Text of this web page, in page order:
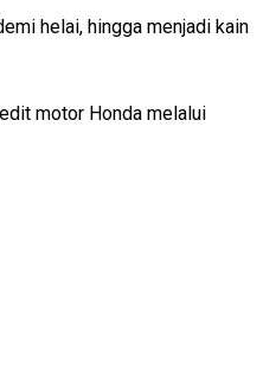
helai, hingga menjadi kain
motor Honda melalui